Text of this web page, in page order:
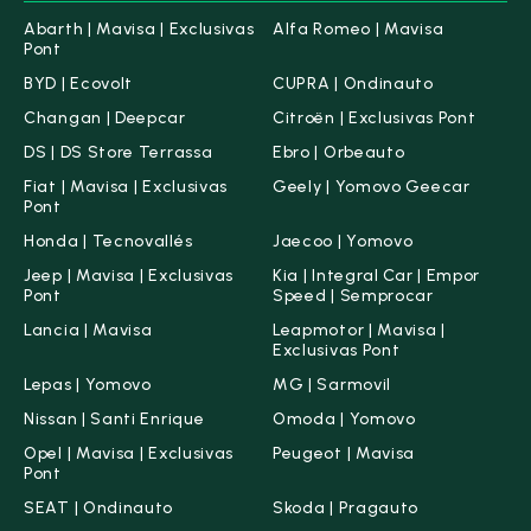
Abarth | Mavisa | Exclusivas
Pont
Alfa Romeo | Mavisa
BYD | Ecovolt
CUPRA | Ondinauto
Changan | Deepcar
Citroën | Exclusivas Pont
DS | DS Store Terrassa
Ebro | Orbeauto
Fiat | Mavisa | Exclusivas
Pont
Geely | Yomovo Geecar
Honda | Tecnovallés
Jaecoo | Yomovo
Jeep | Mavisa | Exclusivas
Pont
Kia | Integral Car | Empor
Speed | Semprocar
Lancia | Mavisa
Leapmotor | Mavisa |
Exclusivas Pont
Lepas | Yomovo
MG | Sarmovil
Nissan | Santi Enrique
Omoda | Yomovo
Opel | Mavisa | Exclusivas
Pont
Peugeot | Mavisa
SEAT | Ondinauto Skoda | Pragauto